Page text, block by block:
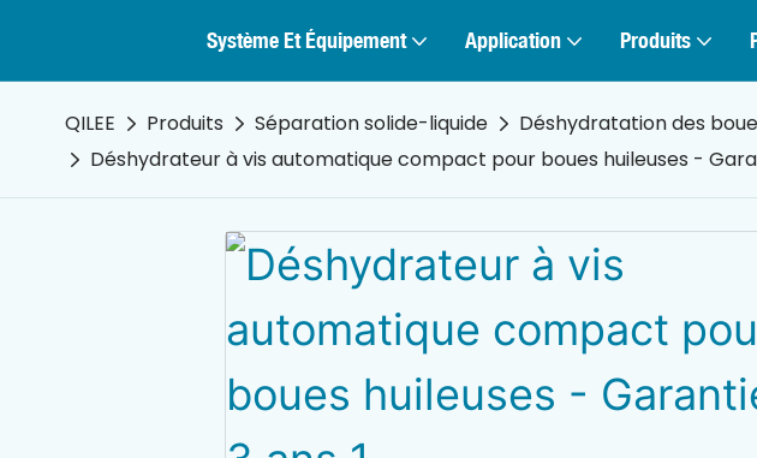
Système Et Équipement Application Produits
QILEE Produits Séparation solide-liquide
Déshydratation des
Déshydrateur à vis automatique compact pour boues huileuses -